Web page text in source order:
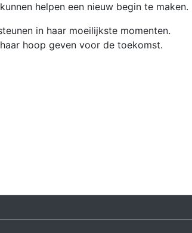
helpen een nieuw begin te maken.
in haar moeilijkste momenten.
hoop geven voor de toekomst.